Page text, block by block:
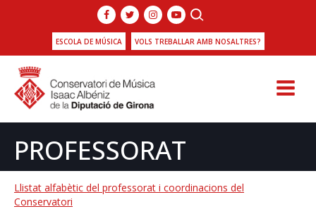
ESCOLA DE MÚSICA VOLS TREBALLAR AMB NOSALTRES?
PROFESSORAT
Llistat alfabètic del professorat i coordinacions del
Conservatori